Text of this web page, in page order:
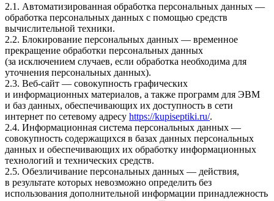
2.1. Автоматизированная обработка персональных данных —
обработка персональных данных с помощью средств
вычислительной техники.
2.2. Блокирование персональных данных — временное
прекращение обработки персональных данных
(за исключением случаев, если обработка необходима для
уточнения персональных данных).
2.3. Веб-сайт — совокупность графических
и информационных материалов, а также программ для ЭВМ
и баз данных, обеспечивающих их доступность в сети
интернет по сетевому адресу https://kupiseptiki.ru/.
2.4. Информационная система персональных данных —
совокупность содержащихся в базах данных персональных
данных и обеспечивающих их обработку информационных
технологий и технических средств.
2.5. Обезличивание персональных данных — действия,
в результате которых невозможно определить без
использования дополнительной информации принадлежность